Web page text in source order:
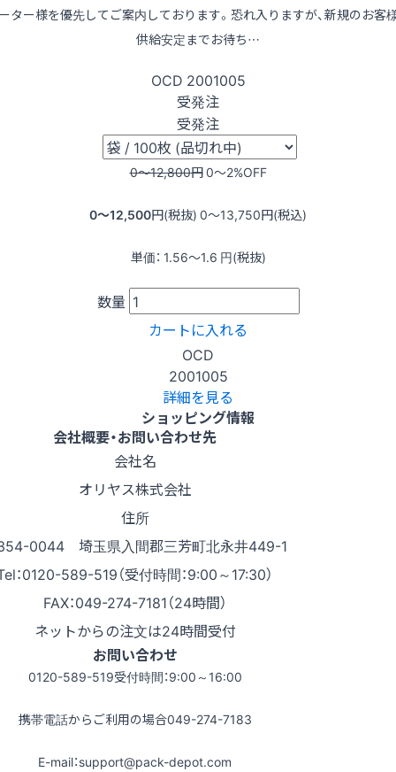
ター様を優先してご案内しております。恐れ入りますが、新規のお客
供給安定までお待ち…
OCD 2001005
受発注
受発注
0〜12,800円0〜2%OFF
0〜12,500円(税抜) 0〜13,750円(税込)
単価： 1.56〜1.6 円(税抜)
数量
カートに入れる
OCD
2001005
詳細を見る
ショッピング情報
会社概要・お問い合わせ先
会社名
オリヤス株式会社
住所
0044 埼玉県入間郡三芳町北永井449-1
：0120-589-519（受付時間：9:00～17:30）
FAX：049-274-7181（24時間）
ネットからの注文は24時間受付
お問い合わせ
0120-589-519受付時間：9:00～16:00
携帯電話からご利用の場合049-274-7183
E-mail：support@pack-depot.com